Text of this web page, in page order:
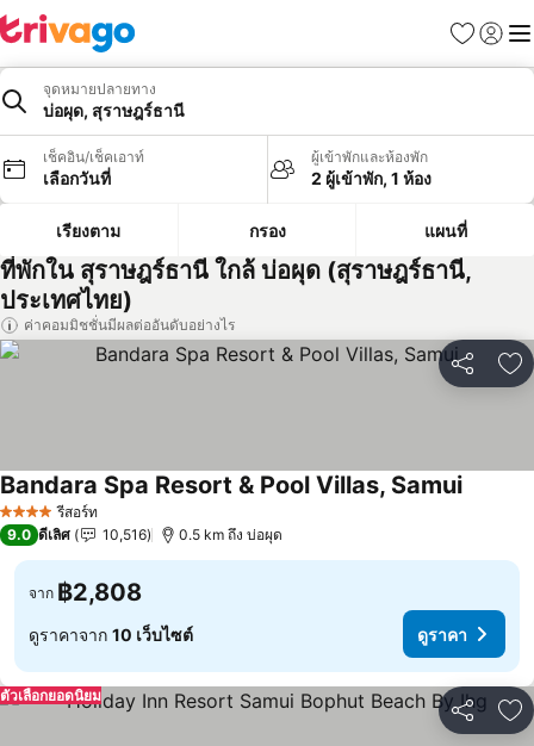
รายการโป
เข้าสู่ร
เมนู
จุดหมายปลายทาง
บ่อผุด, สุราษฎร์ธานี
เช็คอิน/เช็คเอาท์
เลือกวันที่
ผู้เข้าพักและห้องพัก
2 ผู้เข้าพัก, 1 ห้อง
เรียงตาม กรอง แผนที่
ที่พักใน สุราษฎร์ธานี ใกล้ บ่อผุด (สุราษฎร์ธานี,
ประเทศไทย)
ค่าคอมมิชชั่นมีผลต่ออันดับอย่างไร
แชร์ เ
4 ดาว รีสอร์ท
Bandara Spa Resort & Pool Villas, Samuiดูราคา
9.0 ดีเลิศ 10,516 0.5 km ถึง บ่อผุด
จาก ฿2,808
ดูราคาจาก 10 เว็บไซต์ ดูราคา
แชร์ เ
ตัวเลือกยอดนิยม